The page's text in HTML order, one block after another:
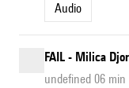
Audio
FAIL - Milica
undefined 06 min